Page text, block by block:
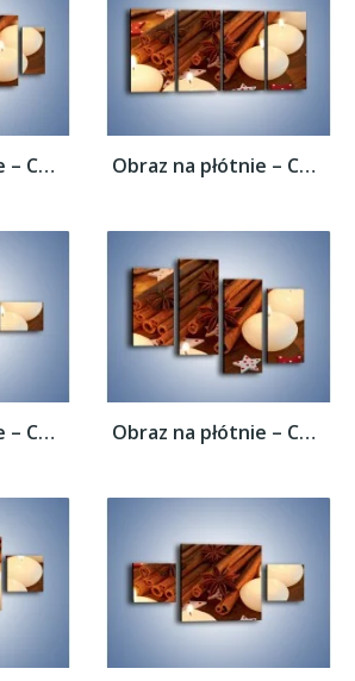
Obraz na płótnie – Cynamonowe szaleństwa... Obraz na płótnie – Cynamonowe szaleństwa...
Obraz na płótnie – Cynamonowe szaleństwa... Obraz na płótnie – Cynamonowe szaleństwa...